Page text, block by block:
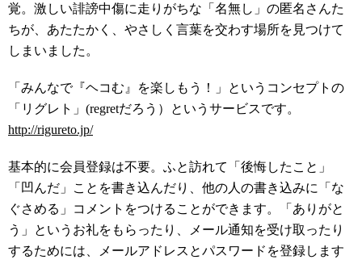
覚。激しい誹謗中傷に走りがちな「名無し」の匿名さんた
ちが、あたたかく、やさしく言葉を交わす場所を見つけて
しまいました。
「みんなで『ヘコむ』を楽しもう！」というコンセプトの
「リグレト」(regretだろう）というサービスです。
http://rigureto.jp/
基本的に会員登録は不要。ふと訪れて「後悔したこと」
「凹んだ」ことを書き込んだり、他の人の書き込みに「な
ぐさめる」コメントをつけることができます。「ありがと
う」というお礼をもらったり、メール通知を受け取ったり
するためには、メールアドレスとパスワードを登録します